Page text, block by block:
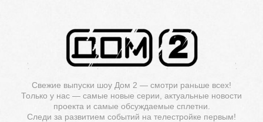
Свежие выпуски шоу Дом 2 — смотри раньше всех!
Только у нас — самые новые серии, актуальные новости
проекта и самые обсуждаемые сплетни.
Следи за развитием событий на телестройке первым!